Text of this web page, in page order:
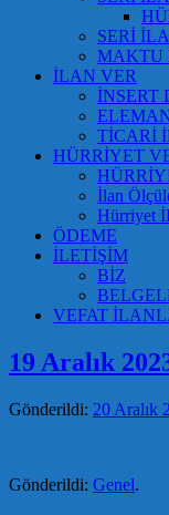
SERİ
MAKTU
İLAN VER
İNSERT
TİCARİ
HÜRRİYET
İlan
Hürriyet
ÖDEME
İLETİŞİM
BİZ
VEFAT
19 Aralık
Gönderildi: 20 Aralık
Gönderildi: Genel.